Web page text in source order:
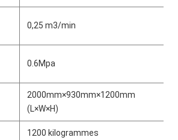
0,25 m3/min
0.6Mpa
2000mm×930mm×1200mm
(L×W×H)
1200 kilogrammes